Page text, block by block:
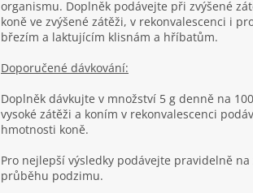
organismu. Doplněk podávejte při zvýšené
koně ve zvýšené zátěži, v rekonvalescenci i
březím a laktujícím klisnám a hříbatům.
Doporučené dávkování:
Doplněk dávkujte v množství 5 g denně na
vysoké zátěži a koním v rekonvalescenci
hmotnosti koně.
Pro nejlepší výsledky podávejte pravidelně
průběhu podzimu.